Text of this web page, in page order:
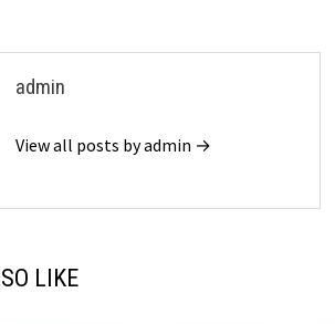
admin
View all posts by admin →
LIKE